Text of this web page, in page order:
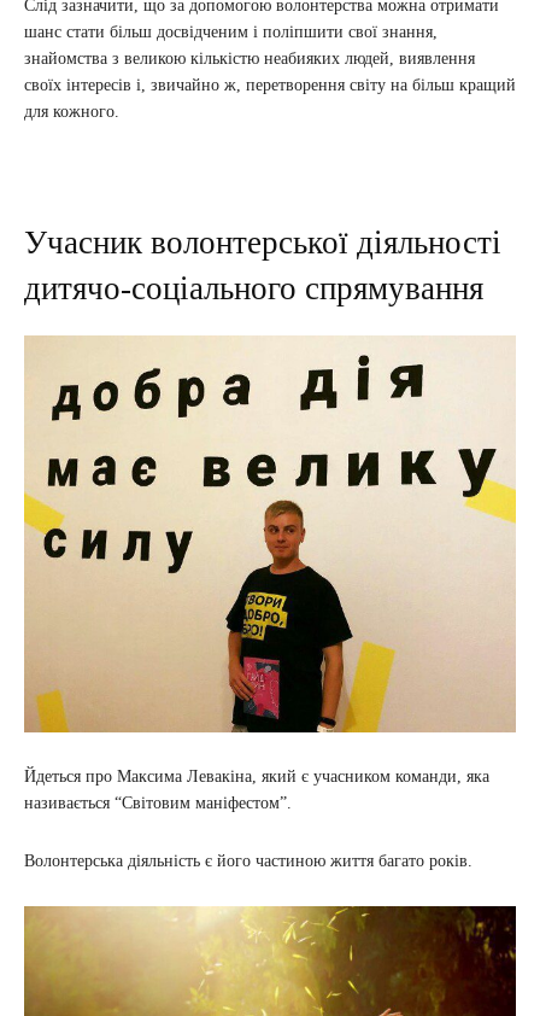
Слід зазначити, що за допомогою волонтерства можна отримати
шанс стати більш досвідченим і поліпшити свої знання,
знайомства з великою кількістю неабияких людей, виявлення
своїх інтересів і, звичайно ж, перетворення світу на більш кращий
для кожного.
Учасник волонтерської діяльності
дитячо-соціального спрямування
Йдеться про Максима Левакіна, який є учасником команди, яка
називається “Світовим маніфестом”.
Волонтерська діяльність є його частиною життя багато років.